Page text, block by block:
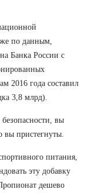
по данным,
Банка России с
2016 года составил
3,8 млрд).
вы
вы пристегнуты.
питания,
эту добавку
дешево